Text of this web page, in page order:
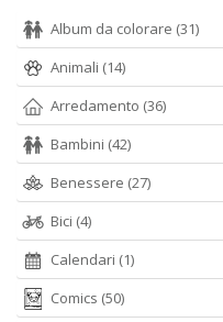
Album da colorare (31)
Animali (14)
Arredamento (36)
Bambini (42)
Benessere (27)
Bici (4)
Calendari (1)
Comics (50)